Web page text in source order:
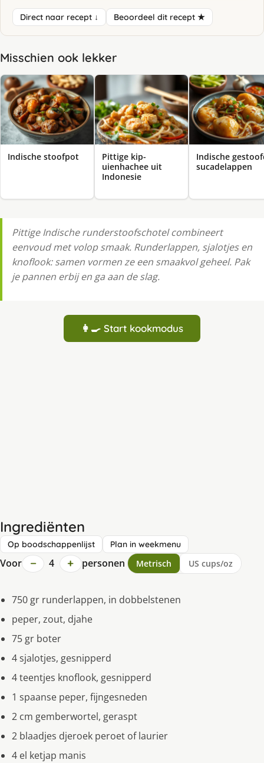
Direct naar recept ↓ Beoordeel dit recept ★
Misschien ook lekker
Indische stoofpot
Pittige kip-
uienhachee uit
Indonesie
Indische
sucadelappen
Pittige Indische runderstoofschotel combineert
eenvoud met volop smaak. Runderlappen, sjalotjes en
knoflook: samen vormen ze een smaakvol geheel. Pak
je pannen erbij en ga aan de slag.
👩‍🍳 Start kookmodus
Ingrediënten
Op boodschappenlijst Plan in weekmenu
Voor − 4 + personen Metrisch US cups/oz
750 gr runderlappen, in dobbelstenen
peper, zout, djahe
75 gr boter
4 sjalotjes, gesnipperd
4 teentjes knoflook, gesnipperd
1 spaanse peper, fijngesneden
2 cm gemberwortel, geraspt
2 blaadjes djeroek peroet of laurier
4 el ketjap manis